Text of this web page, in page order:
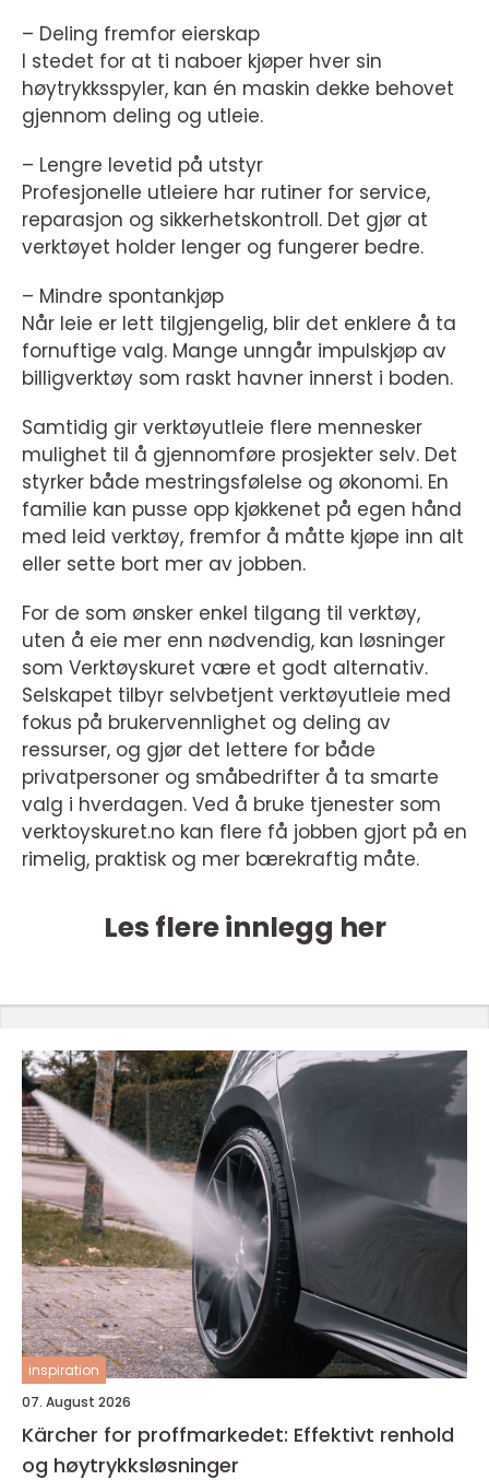
– Deling fremfor eierskap
I stedet for at ti naboer kjøper hver sin
høytrykksspyler, kan én maskin dekke behovet
gjennom deling og utleie.
– Lengre levetid på utstyr
Profesjonelle utleiere har rutiner for service,
reparasjon og sikkerhetskontroll. Det gjør at
verktøyet holder lenger og fungerer bedre.
– Mindre spontankjøp
Når leie er lett tilgjengelig, blir det enklere å ta
fornuftige valg. Mange unngår impulskjøp av
billigverktøy som raskt havner innerst i boden.
Samtidig gir verktøyutleie flere mennesker
mulighet til å gjennomføre prosjekter selv. Det
styrker både mestringsfølelse og økonomi. En
familie kan pusse opp kjøkkenet på egen hånd
med leid verktøy, fremfor å måtte kjøpe inn alt
eller sette bort mer av jobben.
For de som ønsker enkel tilgang til verktøy,
uten å eie mer enn nødvendig, kan løsninger
som Verktøyskuret være et godt alternativ.
Selskapet tilbyr selvbetjent verktøyutleie med
fokus på brukervennlighet og deling av
ressurser, og gjør det lettere for både
privatpersoner og småbedrifter å ta smarte
valg i hverdagen. Ved å bruke tjenester som
verktoyskuret.no kan flere få jobben gjort på en
rimelig, praktisk og mer bærekraftig måte.
Les flere innlegg her
inspiration
07. August 2026
Kärcher for proffmarkedet: Effektivt renhold
og høytrykksløsninger